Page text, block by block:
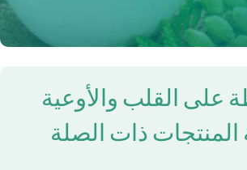
على القلب والأوعية
المنتجات ذات الصلة